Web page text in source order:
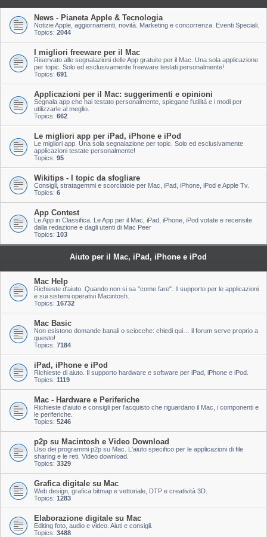
News - Pianeta Apple & Tecnologia
Notizie Apple, aggiornamenti, novità. Marketing e concorrenza. Eventi Speciali.
Topics: 2044
I migliori freeware per il Mac
Riservato alle segnalazioni delle App gratuite per il Mac. Una sola applicazione
per topic. Solo ed esclusivamente freeware testati personalmente!
Topics: 691
Applicazioni per il Mac: suggerimenti e opinioni
Segnala app che hai testato personalmente, spiegane l'utilità e i modi per
utilizzarle al meglio.
Topics: 662
Le migliori app per iPad, iPhone e iPod
Le migliori app. Una sola segnalazione per topic. Solo ed esclusivamente
applicazioni testate personalmente!
Topics: 95
Wikitips - I topic da sfogliare
Consigli, stratagemmi e scorciatoie per Mac, iPad, iPhone, iPod e Apple Tv.
Topics: 6
App Contest
Le App in Classifica. Le App per il Mac, iPad, iPhone, iPod votate e recensite
dalla redazione e dagli utenti di Mac Peer
Topics: 103
Aiuto per il Mac, iPad, iPhone e iPod
Mac Help
Richieste d'aiuto. Quando non si sa "come fare". Il supporto per le applicazioni
e sui sistemi operativi Macintosh.
Topics: 16732
Mac Basic
Non esistono domande banali o sciocche: chiedi qui… il forum serve proprio a
questo!
Topics: 7184
iPad, iPhone e iPod
Richieste di aiuto. Il supporto hardware e software per iPad, iPhone e iPod.
Topics: 1119
Mac - Hardware e Periferiche
Richieste d'aiuto e consigli per l'acquisto che riguardano il Mac, i componenti e
le periferiche.
Topics: 5246
p2p su Macintosh e Video Download
Uso dei programmi p2p su Mac. L'aiuto specifico per le applicazioni di file
sharing e le reti. Video download.
Topics: 3329
Grafica digitale su Mac
Web design, grafica bitmap e vettoriale, DTP e creatività 3D.
Topics: 1283
Elaborazione digitale su Mac
Editing foto, audio e video. Aiuti e consigli.
Topics: 3488